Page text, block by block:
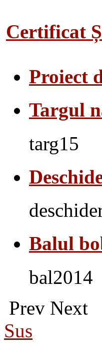
Certificat
Proiect
Targul
targ15
Balul
bal2014
Prev Next
Sus